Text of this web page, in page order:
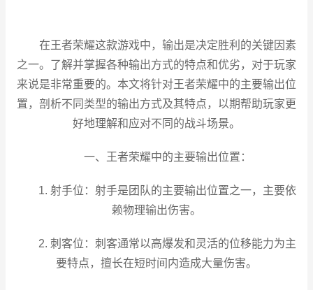
在王者荣耀这款游戏中，输出是决定胜利的关键因素
之一。了解并掌握各种输出方式的特点和优劣，对于玩家
来说是非常重要的。本文将针对王者荣耀中的主要输出位
置，剖析不同类型的输出方式及其特点，以期帮助玩家更
好地理解和应对不同的战斗场景。
一、王者荣耀中的主要输出位置：
1. 射手位：射手是团队的主要输出位置之一，主要依
赖物理输出伤害。
2. 刺客位：刺客通常以高爆发和灵活的位移能力为主
要特点，擅长在短时间内造成大量伤害。